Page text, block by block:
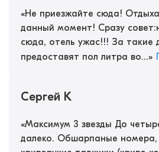
«Не приезжайте сюда!
данный момент! Сразу
сюда, отель ужас!!! За такие
предоставят пол литра во...»
Сергей К
«Максимум 3 звезды До
далеко. Обшарпаные номера,